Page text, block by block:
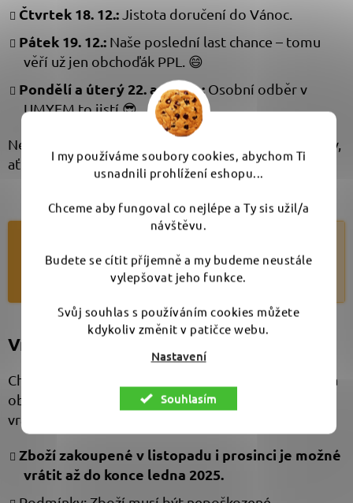
I my používáme soubory cookies, abychom Ti
usnadnili prohlížení eshopu...
Chceme aby fungoval co nejlépe a Ty sis užil/a
návštěvu.
Budete se cítit příjemně a my budeme neustále
vylepšovat jeho funkce.
Svůj souhlas s používáním cookies můžete
kdykoliv změnit v patičce webu.
Nastavení
Souhlasím
Čtvrtek 18. 12.:Jistota doručení do Vánoc.
Pátek 19. 12.: Naše poslední last chance – tomu
věří už jen obchoďák PPL. 😄
Pondělí a úterý 22. a 23. 12.: Osobní odběr v
UMYEM to jistí 😎
Nečekejte na poslední chvíli a objednejte raději dřív,
ať máte klid!
Objednané zboží mezi svátky budeme
expedovat až po novém roce!
Vrácení zboží zakoupeného v prosinci
Chápeme, že Vánoční nákupy jsou někdy stresující, a
občas se netrefí. Proto jsme prodloužili možnost
vrácení zboží:
Zboží zakoupené v listopadu i prosinci je možné
vrátit až do konce ledna 2025.